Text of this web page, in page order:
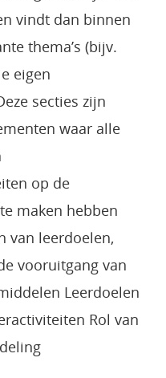
vindt dan binnen
thema’s (bijv.
eigen
secties zijn
waar alle
op de
maken hebben
van leerdoelen,
vooruitgang van
Leerdoelen
Rol van